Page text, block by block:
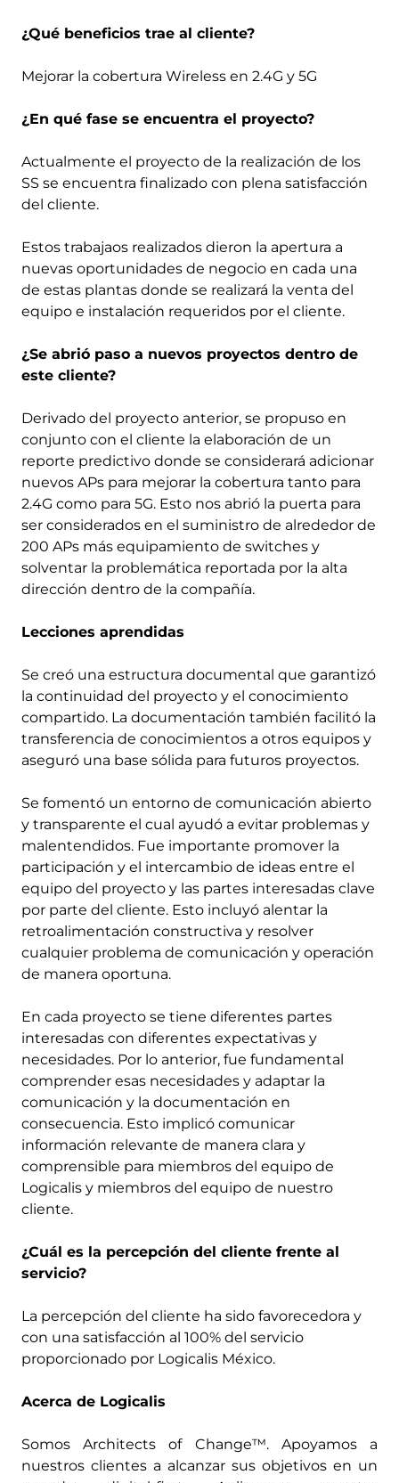
¿Qué beneficios trae al cliente?
Mejorar la cobertura Wireless en 2.4G y 5G
¿En qué fase se encuentra el proyecto?
Actualmente el proyecto de la realización de los
SS se encuentra finalizado con plena satisfacción
del cliente.
Estos trabajaos realizados dieron la apertura a
nuevas oportunidades de negocio en cada una
de estas plantas donde se realizará la venta del
equipo e instalación requeridos por el cliente.
¿Se abrió paso a nuevos proyectos dentro de
este cliente?
Derivado del proyecto anterior, se propuso en
conjunto con el cliente la elaboración de un
reporte predictivo donde se considerará adicionar
nuevos APs para mejorar la cobertura tanto para
2.4G como para 5G. Esto nos abrió la puerta para
ser considerados en el suministro de alrededor de
200 APs más equipamiento de switches y
solventar la problemática reportada por la alta
dirección dentro de la compañía.
Lecciones aprendidas
Se creó una estructura documental que garantizó
la continuidad del proyecto y el conocimiento
compartido. La documentación también facilitó la
transferencia de conocimientos a otros equipos y
aseguró una base sólida para futuros proyectos.
Se fomentó un entorno de comunicación abierto
y transparente el cual ayudó a evitar problemas y
malentendidos. Fue importante promover la
participación y el intercambio de ideas entre el
equipo del proyecto y las partes interesadas clave
por parte del cliente. Esto incluyó alentar la
retroalimentación constructiva y resolver
cualquier problema de comunicación y operación
de manera oportuna.
En cada proyecto se tiene diferentes partes
interesadas con diferentes expectativas y
necesidades. Por lo anterior, fue fundamental
comprender esas necesidades y adaptar la
comunicación y la documentación en
consecuencia. Esto implicó comunicar
información relevante de manera clara y
comprensible para miembros del equipo de
Logicalis y miembros del equipo de nuestro
cliente.
¿Cuál es la percepción del cliente frente al
servicio?
La percepción del cliente ha sido favorecedora y
con una satisfacción al 100% del servicio
proporcionado por Logicalis México.
Acerca de Logicalis
Somos Architects of Change™. Apoyamos a
nuestros clientes a alcanzar sus objetivos en un